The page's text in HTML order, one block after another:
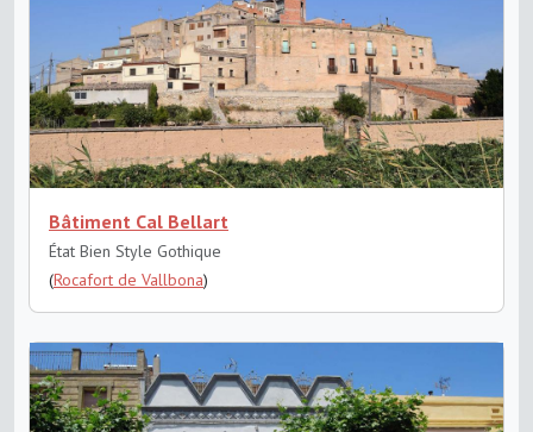
Bâtiment Cal Bellart
État Bien Style Gothique
(Rocafort de Vallbona)